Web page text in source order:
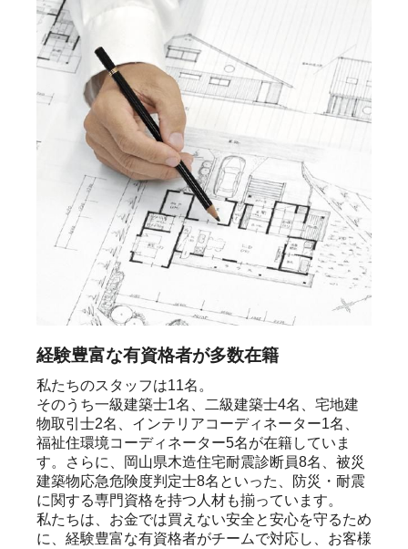
経験豊富な有資格者が多数在籍
私たちのスタッフは11名。
そのうち一級建築士1名、二級建築士4名、宅地建
物取引士2名、インテリアコーディネーター1名、
福祉住環境コーディネーター5名が在籍していま
す。さらに、岡山県木造住宅耐震診断員8名、被災
建築物応急危険度判定士8名といった、防災・耐震
に関する専門資格を持つ人材も揃っています。
私たちは、お金では買えない安全と安心を守るため
に、経験豊富な有資格者がチームで対応し、お客様